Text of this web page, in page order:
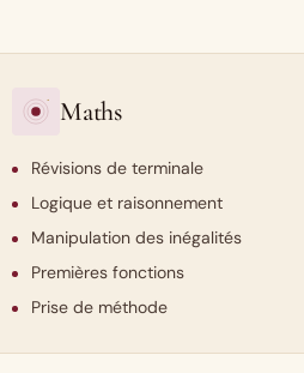
Maths
Révisions de terminale
Logique et raisonnement
Manipulation des inégalités
Premières fonctions
Prise de méthode